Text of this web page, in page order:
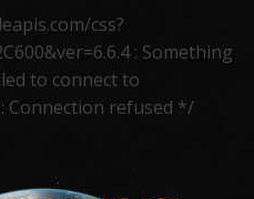
css?
: Something
to connect to
Connection refused */